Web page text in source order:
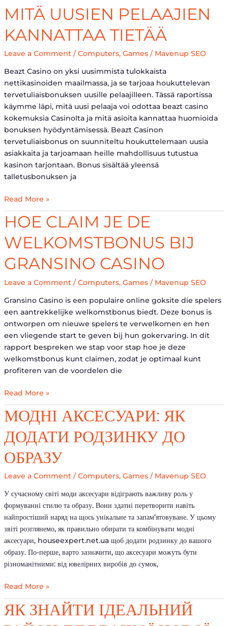
MITÄ UUSIEN PELAAJIEN
KANNATTAA TIETÄÄ
Leave a Comment /Computers, Games/ Mavenup SEO
Beazt Casino on yksi uusimmista tulokkaista
nettikasinoiden maailmassa, ja se tarjoaa houkuttelevan
tervetuliaisbonuksen uusille pelaajilleen. Tässä raportissa
käymme läpi, mitä uusi pelaaja voi odottaa beazt casino
kokemuksia Casinolta ja mitä asioita kannattaa huomioida
bonuksen hyödyntämisessä. Beazt Casinon
tervetuliaisbonus on suunniteltu houkuttelemaan uusia
asiakkaita ja tarjoamaan heille mahdollisuus tutustua
kasinon tarjontaan. Bonus sisältää yleensä
talletusbonuksen ja
Uusien
Kannattaa
Tietää
Read More »
HOE CLAIM JE DE
WELKOMSTBONUS BIJ
GRANSINO CASINO
Leave a Comment /Computers, Games/ Mavenup SEO
Gransino Casino is een populaire online goksite die spelers
een aantrekkelijke welkomstbonus biedt. Deze bonus is
ontworpen om nieuwe spelers te verwelkomen en hen
een vliegende start te geven bij hun gokervaring. In dit
rapport bespreken we stap voor stap hoe je deze
welkomstbonus kunt claimen, zodat je optimaal kunt
profiteren van de voordelen die
Hoe
Claim
Je
Welkomstbonus
Gransino
Casino
Read More »
МОДНІ АКСЕСУАРИ: ЯК
ДОДАТИ РОДЗИНКУ ДО
ОБРАЗУ
Leave a Comment / Computers, Games/ Mavenup SEO
У сучасному світі моди аксесуари відіграють важливу роль у
формуванні стилю та образу. Вони здатні перетворити навіть
найпростіший наряд на щось унікальне та запам’ятовуване. У цьому
звіті розглянемо, як правильно обирати та комбінувати модні
аксесуари, houseexpert.net.ua щоб додати родзинку до вашого
образу. По-перше, варто зазначити, що аксесуари можуть бути
різноманітними: від ювелірних виробів до сумок,
Модні
аксесуари:
як
додати
родзинку
образу
Read More »
ЯК ЗНАЙТИ ІДЕАЛЬНИЙ
Як
знайти